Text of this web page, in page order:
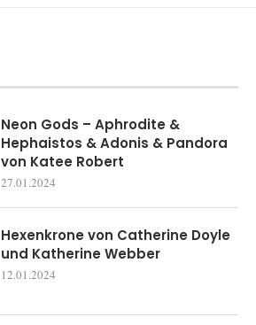
Neon Gods – Aphrodite &
Hephaistos & Adonis & Pandora
von Katee Robert
27.01.2024
Hexenkrone von Catherine Doyle
und Katherine Webber
12.01.2024